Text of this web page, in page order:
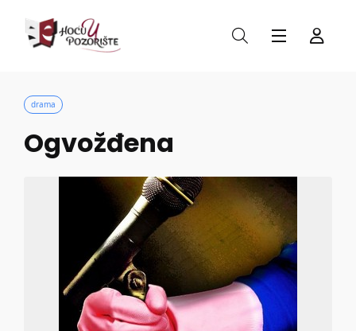
drama
Ogvožđena